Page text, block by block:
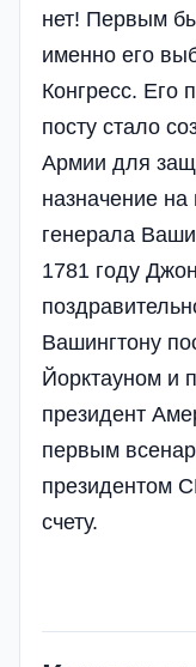
нет! Первым
именно его
Конгресс. Его
посту стало
Армии для
назначение
генерала
1781 году
Вашингтону
Йорктауном и
президент
первым
президентом
счету.